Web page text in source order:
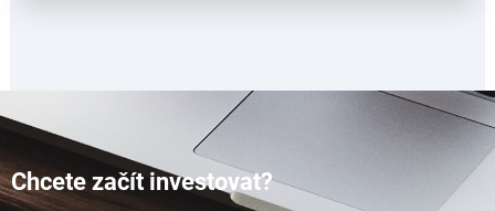
Chcete začít investovat?